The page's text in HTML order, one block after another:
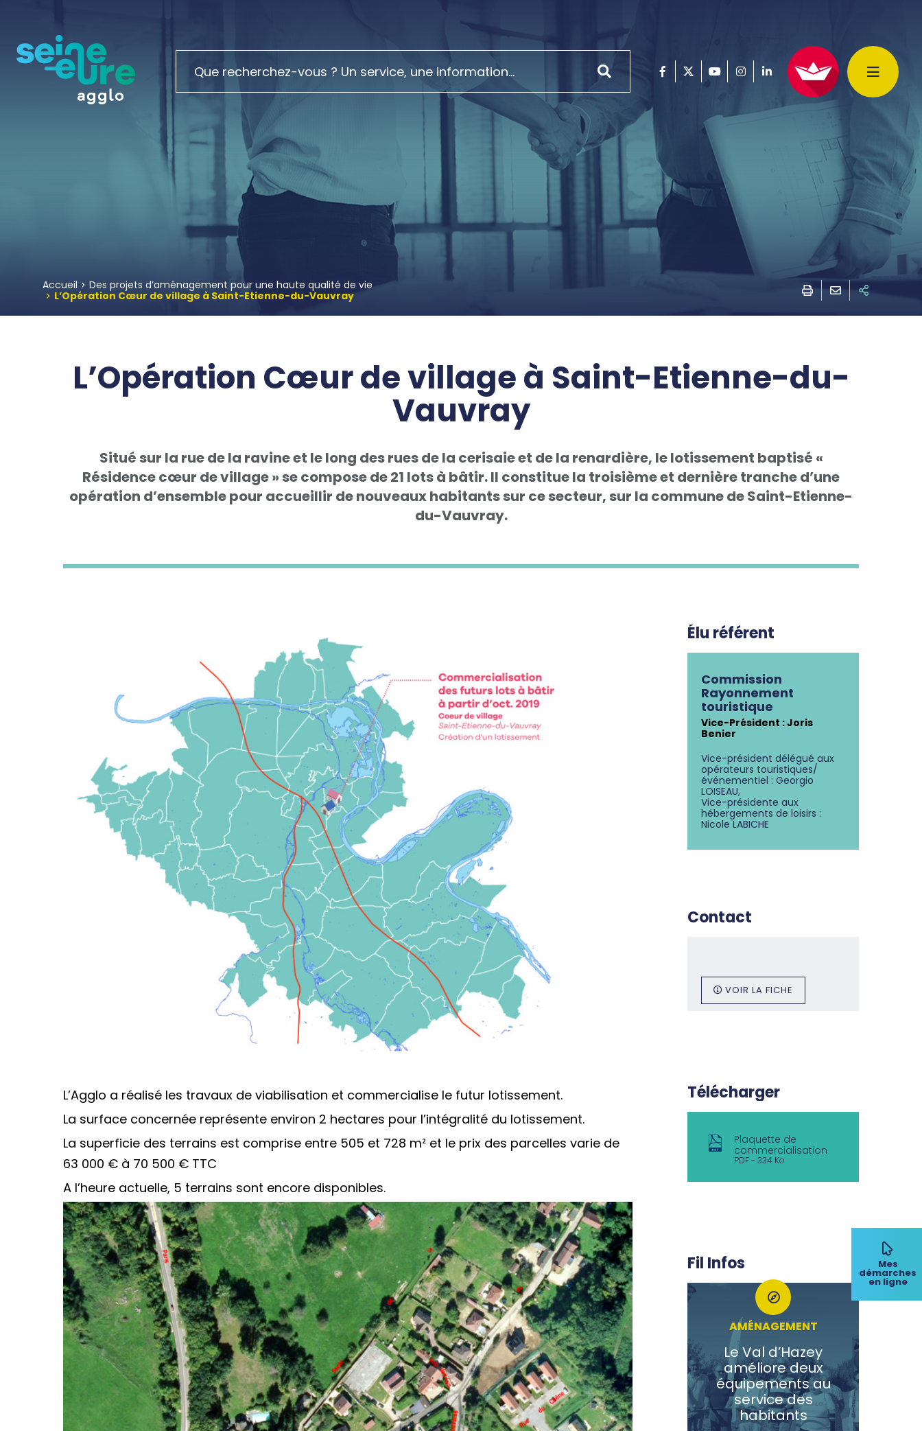
Mes
démarches
en ligne
Accueil
Des projets d’aménagement pour une haute qualité de vie
L’Opération Cœur de village à Saint-Etienne-du-Vauvray
L’Opération Cœur de village à Saint-Etienne-du-
Vauvray
Situé sur la rue de la ravine et le long des rues de la cerisaie et de la renardière, le lotissement baptisé «
Résidence cœur de village » se compose de 21 lots à bâtir. Il constitue la troisième et dernière tranche d’une
opération d’ensemble pour accueillir de nouveaux habitants sur ce secteur, sur la commune de Saint-Etienne-
du-Vauvray.
L’Agglo a réalisé les travaux de viabilisation et commercialise le futur lotissement.
La surface concernée représente environ 2 hectares pour l’intégralité du lotissement.
La superficie des terrains est comprise entre 505 et 728 m² et le prix des parcelles varie de
63 000 € à 70 500 € TTC
A l’heure actuelle, 5 terrains sont encore disponibles.
Élu référent
Commission
Rayonnement
touristique
Vice-Président : Joris
Benier
Vice-président délégué aux
opérateurs touristiques/
événementiel : Georgio
LOISEAU,
Vice-présidente aux
hébergements de loisirs :
Nicole LABICHE
Contact
VOIR LA FICHE
Télécharger
Plaquette de
commercialisation
PDF 334 Ko
Fil Infos
AMÉNAGEMENT
Le Val d’Hazey
améliore deux
équipements au
service des
habitants